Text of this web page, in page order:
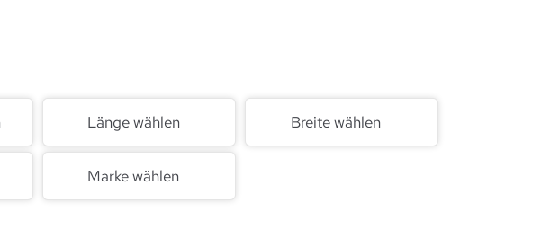
Länge wählen Breite wählen
Marke wählen